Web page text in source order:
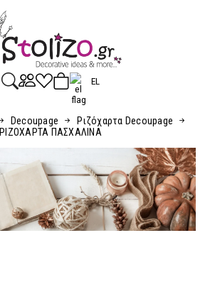
EL
Decoupage
Ριζόχαρτα Decoupage
ΡΙΖΟΧΑΡΤΑ ΠΑΣΧΑΛΙΝΑ